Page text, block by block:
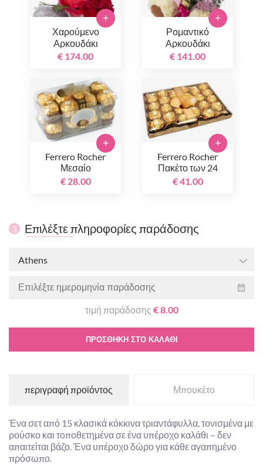
Χαρούμενο
Αρκουδάκι
€ 174.00
+
Ρομαντικό
Αρκουδάκι
€ 141.00
+
Ferrero Rocher
Μεσαίο
€ 28.00
+
Ferrero Rocher
Πακέτο των 24
€ 41.00
+
3 Επιλέξτε πληροφορίες παράδοσης
Athens
τιμή παράδοσης € 8.00
ΠΡΟΣΘΉΚΗ ΣΤΟ ΚΑΛΆΘΙ
περιγραφή προϊόντος Μπουκέτο
Ένα σετ από 15 κλασικά κόκκινα τριαντάφυλλα, τονισμένα με
ρούσκο και τοποθετημένα σε ένα υπέροχο καλάθι – δεν
απαιτείται βάζο. Ένα υπέροχο δώρο για κάθε αγαπημένο
πρόσωπο.